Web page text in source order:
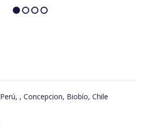
, Concepcion, Biobío, Chile